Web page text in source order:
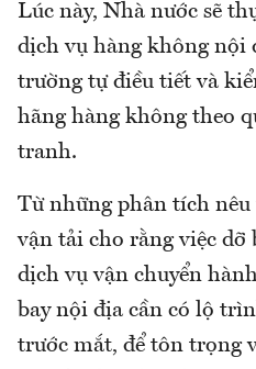
Lúc này, Nhà nước sẽ
dịch vụ hàng không nội
trường tự điều tiết và
hãng hàng không theo
tranh.
Từ những phân tích
vận tải cho rằng việc dỡ
dịch vụ vận chuyển
bay nội địa cần có lộ
trước mắt, để tôn trọng